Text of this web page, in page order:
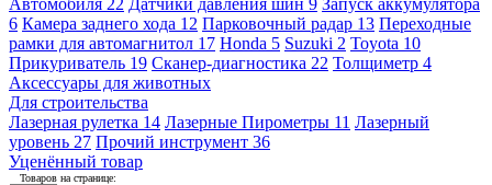
6 Камера заднего хода 12 Парковочный радар 13 Переходные
рамки для автомагнитол 17 Honda 5 Suzuki 2 Toyota 10
Прикуриватель 19 Сканер-диагностика 22 Толщиметр 4
Аксессуары для животных
Для строительства
Лазерная рулетка 14 Лазерные Пирометры 11 Лазерный
уровень 27 Прочий инструмент 36
Уценённый товар
Товаров на странице: